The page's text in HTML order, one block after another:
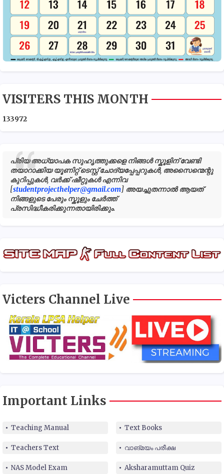
VISITERS THIS MONTH
133972
പ്രിയ അധ്യാപക സുഹൃത്തുക്കളെ നിങ്ങൾ സ്കൂളിന് വേണ്ടി
തയാറാക്കിയ യൂണിറ്റ് ടെസ്റ്റ് ചോദ്യപ്പേപ്പറുകൾ, അസൈന്മെന്റു
കുറിപ്പുകൾ, വർക്ക് ഷീറ്റുകൾ എന്നിവ
[studentprojecthelper@gmail.com] അയച്ചുതന്നാൽ ആയത്
നിങ്ങളുടെ പേരും സ്കൂളും ചേർത്ത്
പ്രസിദ്ധീകരിക്കുന്നതായിരിക്കും.
Victers Channel Live
Important Links
Teaching Manual Text Books
Teachers Text വാങ്മയം പരീക്ഷ
NAS Model Exam Aksharamuttam Quiz